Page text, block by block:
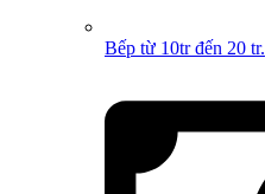
Bếp từ 10tr đến 20 tr.